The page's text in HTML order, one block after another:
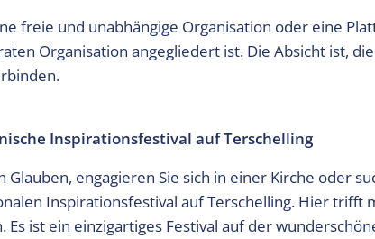
freie und unabhängige Organisation oder eine
Organisation angegliedert ist. Die Absicht ist,
Inspirationsfestival auf Terschelling
engagieren Sie sich in einer Kirche oder
Inspirationsfestival auf Terschelling. Hier trifft
Es ist ein einzigartiges Festival auf der